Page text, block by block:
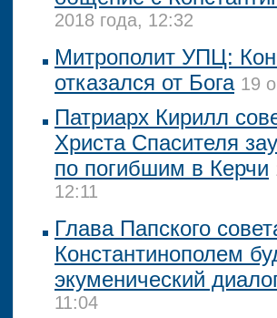
2018 года, 12:32
Митрополит УПЦ:
отказался от Бога 19
Патриарх Кирилл
Христа Спасителя
по погибшим в Керчи
12:11
Глава Папского
Константинополем
экуменический
11:04